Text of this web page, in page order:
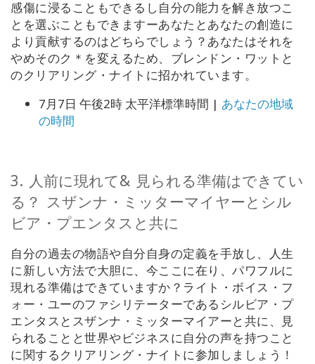
感傷に浸ることもできるし自分の能力を解き放つこ
とを選ぶこともできますーあなたとあなたの創造に
より貢献するのはどちらでしょう？あなたはそれを
やめそのク＊を変えるため、ブレンドン・ワットと
のクリアリング・ナイトに招かれています。
7月7日 午後2時 太平洋標準時間 | あなたの地域
の時間
3. 人前に現れて& 見られる準備はできてい
る？ スザンナ・ミッターマイヤーとシル
ビア・プエンタスと共に
自分の過去の物語や自分自身の定義を手放し、人生
に新しい方法で大胆に、今ここに在り 、パワフルに
現れる準備はできていますか？ ライト・ボイス・フ
ォー・ユーのファシリテーターである シルビア・プ
エンタスとスザンナ・ミッターマイアーと共に、見
られることと世界やビジネスに自分の声を持つこと
に関するクリアリング・ナイトに参加 しましょう ！